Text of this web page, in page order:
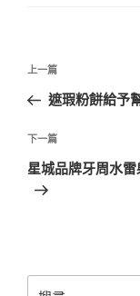
文
導
覽
上
一
文
章
上一篇
遮瑕粉餅給予
下
一
篇
下一篇
星城品牌牙周水